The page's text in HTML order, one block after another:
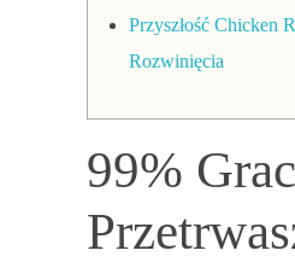
Przyszłość Chicken
Rozwinięcia
99%